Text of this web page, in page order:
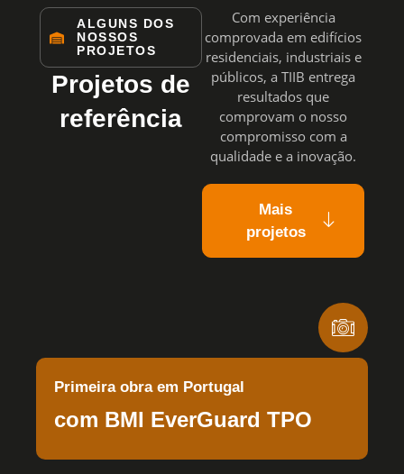
ALGUNS DOS
NOSSOS
PROJETOS
Projetos de
referência
Com experiência
comprovada em edifícios
residenciais, industriais e
públicos, a TIIB entrega
resultados que
comprovam o nosso
compromisso com a
qualidade e a inovação.
Mais
projetos
Primeira obra em Portugal
com BMI EverGuard TPO